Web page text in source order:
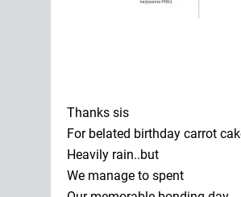
Thanks sis
For belated birthday carrot
Heavily rain..but
We manage to spent